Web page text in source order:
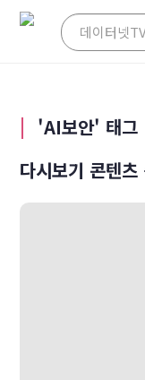
'AI보안' 태그
다시보기 콘텐